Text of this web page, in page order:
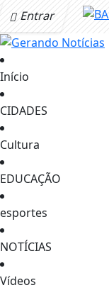
Entrar
Início
CIDADES
Cultura
EDUCAÇÃO
esportes
NOTÍCIAS
Vídeos